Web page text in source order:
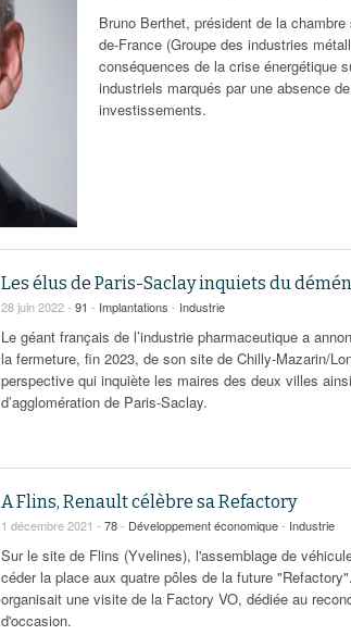
À Paris, les cadres de la
redessinent le marché de
16 juillet 2026
Saint-Agne immobilier
Bruno Berthet, président de la
de-France (Groupe des industries
conséquences de la crise énergétique
industriels marqués par une absence
investissements.
Les élus de Paris-Saclay inquiets du
28 juin 2022 - 91 - Implantations - Industrie
Le géant français de l’industrie pharmaceutique a
la fermeture, fin 2023, de son site de Chilly-Mazarin/
perspective qui inquiète les maires des deux villes
d’agglomération de Paris-Saclay.
A Flins, Renault célèbre sa Refactory
1 décembre 2021 - 78- Développement économique- Industrie
Sur le site de Flins (Yvelines), l'assemblage de
céder la place aux quatre pôles de la future
organisait une visite de la Factory VO, dédiée au
d'occasion.